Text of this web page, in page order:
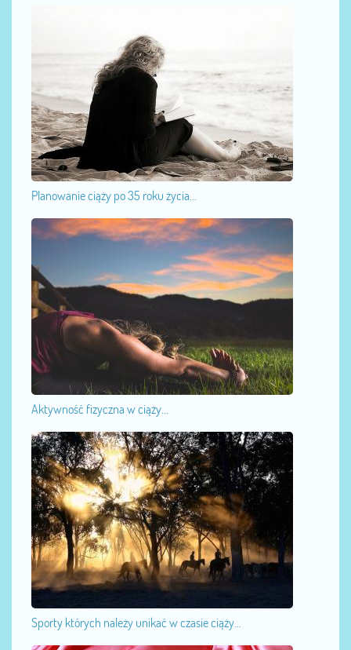
Planowanie ciąży po 35 roku życia...
Aktywność fizyczna w ciąży...
Sporty których należy unikać w czasie ciąży...